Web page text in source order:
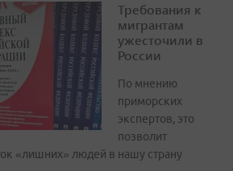
Требования к
мигрантам
ужесточили в
России
По мнению
приморских
экспертов, это
позволит
«лишних» людей в нашу страну